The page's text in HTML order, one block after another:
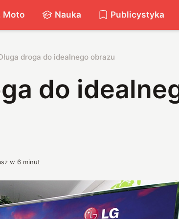
Moto Nauka Publicystyka
droga do idealnego obrazu
do
w6 minut